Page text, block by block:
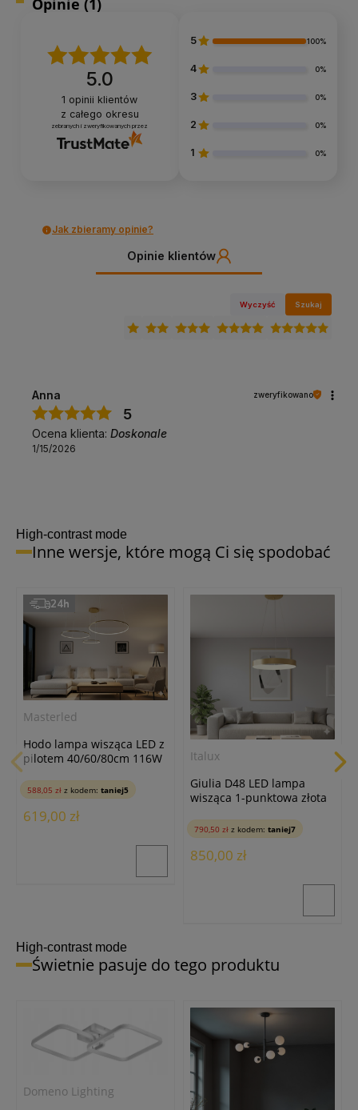
Opinie (1)
5.0
1 opinii klientów
z całego okresu
zebranych i zweryfikowanych przez
5 100%
4 0%
3 0%
2 0%
1 0%
Jak zbieramy opinie?
Opinie klientów
Wyczyść Szukaj
Anna zweryfikowano
5
Ocena klienta: Doskonale
1/15/2026
High-contrast mode
Inne wersje, które mogą Ci się spodobać
Masterled
Hodo lampa wisząca LED z
pilotem 40/60/80cm 116W
588,05 zł z kodem: taniej5
619,00 zł
24h
Italux
Giulia D48 LED lampa
wisząca 1-punktowa złota
790,50 zł z kodem: taniej7
850,00 zł
High-contrast mode
Świetnie pasuje do tego produktu
Domeno Lighting